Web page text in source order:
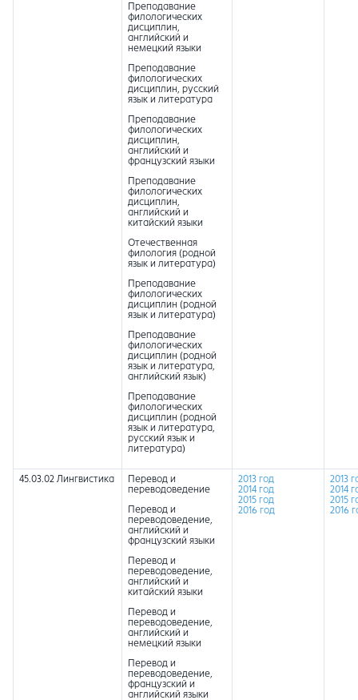
Преподавание
филологических
дисциплин,
английский и
немецкий языки
Преподавание
филологических
дисциплин, русский
язык и литература
Преподавание
филологических
дисциплин,
английский и
французский языки
Преподавание
филологических
дисциплин,
английский и
китайский языки
Отечественная
филология (родной
язык и литература)
Преподавание
филологических
дисциплин (родной
язык и литература)
Преподавание
филологических
дисциплин (родной
язык и литература,
английский язык)
Преподавание
филологических
дисциплин (родной
язык и литература,
русский язык и
литература)
45.03.02 Лингвистика
Перевод и
переводоведение
Перевод и
переводоведение,
английский и
французский языки
Перевод и
переводоведение,
английский и
китайский языки
Перевод и
переводоведение,
английский и
немецкий языки
Перевод и
переводоведение,
французский и
английский языки
2013 год
2014 год
2015 год
2016 год
2013
2014
2015
2016